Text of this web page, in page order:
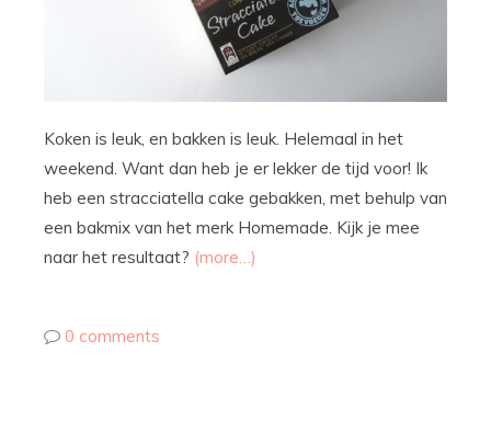
Koken is leuk, en bakken is leuk. Helemaal in het
weekend. Want dan heb je er lekker de tijd voor! Ik
heb een stracciatella cake gebakken, met behulp van
een bakmix van het merk Homemade. Kijk je mee
naar het resultaat? (more…)
0 comments